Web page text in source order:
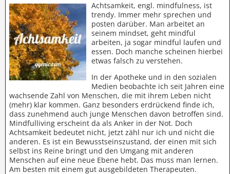
Achtsamkeit, engl. mindfulness, ist
trendy. Immer mehr sprechen und
posten darüber. Man arbeitet an
seinem mindset, geht mindful
arbeiten, ja sogar mindful laufen und
essen. Doch manche scheinen hierbei
etwas falsch zu verstehen.
In der Apotheke und in den sozialen
Medien beobachte ich seit Jahren eine
wachsende Zahl von Menschen, die mit ihrem Leben nicht
(mehr) klar kommen. Ganz besonders erdrückend finde ich,
dass zunehmend auch junge Menschen davon betroffen sind.
Mindfulliving erscheint da als Anker in der Not. Doch
Achtsamkeit bedeutet nicht, jetzt zähl nur ich und nicht die
anderen. Es ist ein Bewusstseinszustand, der einen mit sich
selbst ins Reine bringt und den Umgang mit anderen
Menschen auf eine neue Ebene hebt. Das muss man lernen.
Am besten mit einem gut ausgebildeten Therapeuten.